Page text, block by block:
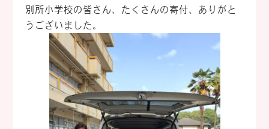
別所小学校の皆さん、たくさんの寄付、ありがと
うございました。